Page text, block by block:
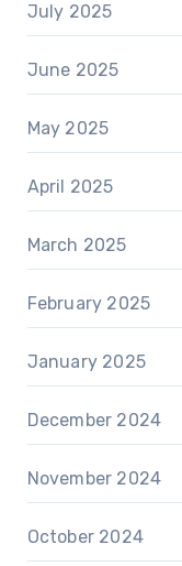
July 2025
June 2025
May 2025
April 2025
March 2025
February 2025
January 2025
December 2024
November 2024
October 2024